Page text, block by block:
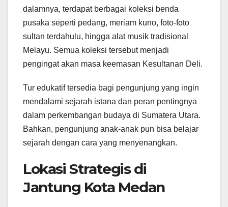
dalamnya, terdapat berbagai koleksi benda
pusaka seperti pedang, meriam kuno, foto-foto
sultan terdahulu, hingga alat musik tradisional
Melayu. Semua koleksi tersebut menjadi
pengingat akan masa keemasan Kesultanan Deli.
Tur edukatif tersedia bagi pengunjung yang ingin
mendalami sejarah istana dan peran pentingnya
dalam perkembangan budaya di Sumatera Utara.
Bahkan, pengunjung anak-anak pun bisa belajar
sejarah dengan cara yang menyenangkan.
Lokasi Strategis di
Jantung Kota Medan